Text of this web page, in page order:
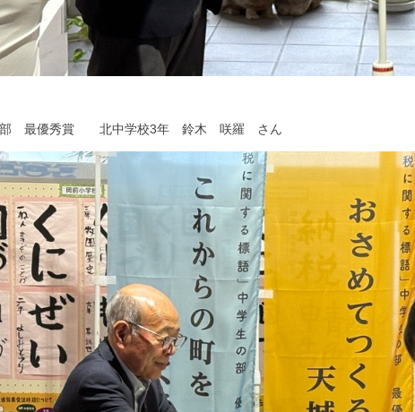
部 最優秀賞 北中学校3年 鈴木 咲羅 さん